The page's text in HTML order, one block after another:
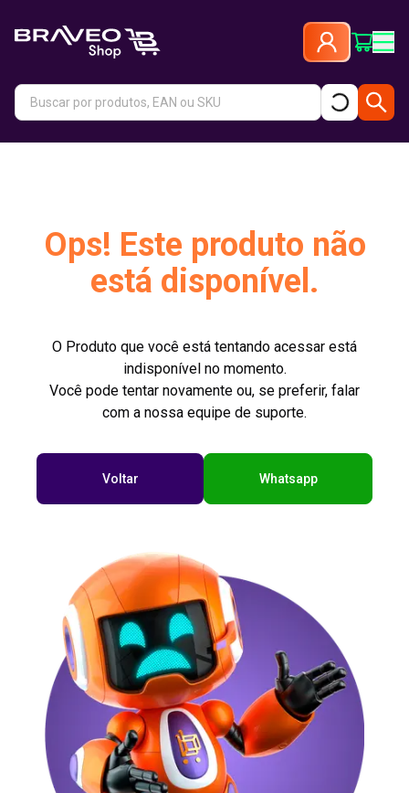
Ops! Este produto não
está disponível.
O Produto que você está tentando acessar está
indisponível no momento.
Você pode tentar novamente ou, se preferir, falar
com a nossa equipe de suporte.
Voltar Whatsapp